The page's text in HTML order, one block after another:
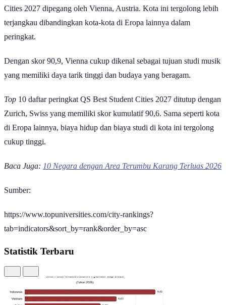
positif untuk kota ini.
Kota terbaik untuk mahasiswa selanjutnya adalah Melbourne,
Australia dengan skor 94,8. Kota ini menawarkan keberagaman
melalui banyaknya mahasiswa internasional yang memiliki berbagai
latar belakang budaya berbeda.
Di posisi berikutnya, Munich, Jerman dan Sydney, Australia sama-
sama meraih skor 94,1. Kebutuhan biaya hidup serta biaya studi di
Munich dan Sydney memang tergolong tinggi. Meskipun begitu,
kedua kota ini dinilai positif oleh mahasiswa dan memiliki peluang
Paris, Prancis. Dengan skor akhir 92,5, kota ini kerap menjadi
Hanya dengan selisih 0,7 poin, Berlin menyusul sebagai kota
Masih di Eropa, kota kesembilan pada peringkat QS Best Student